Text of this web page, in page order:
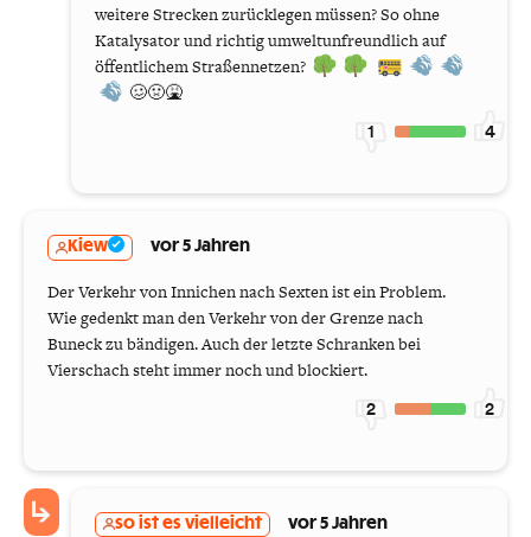
weitere Strecken zurücklegen müssen? So ohne
Katalysator und richtig umweltunfreundlich auf
öffentlichem Straßennetzen?
🥴🤢🤮
1 4
Kiew vor 5 Jahren
Der Verkehr von Innichen nach Sexten ist ein Problem.
Wie gedenkt man den Verkehr von der Grenze nach
Buneck zu bändigen. Auch der letzte Schranken bei
Vierschach steht immer noch und blockiert.
2 2
so ist es vielleicht vor 5 Jahren